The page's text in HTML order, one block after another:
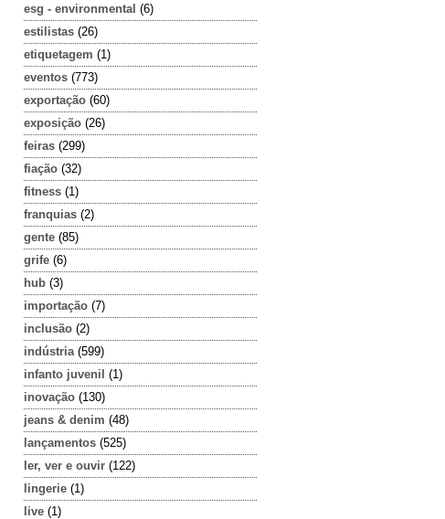
esg - environmental (6)
estilistas (26)
etiquetagem (1)
eventos (773)
exportação (60)
exposição (26)
feiras (299)
fiação (32)
fitness (1)
franquias (2)
gente (85)
grife (6)
hub (3)
importação (7)
inclusão (2)
indústria (599)
infanto juvenil (1)
inovação (130)
jeans & denim (48)
lançamentos (525)
ler, ver e ouvir (122)
lingerie (1)
live (1)